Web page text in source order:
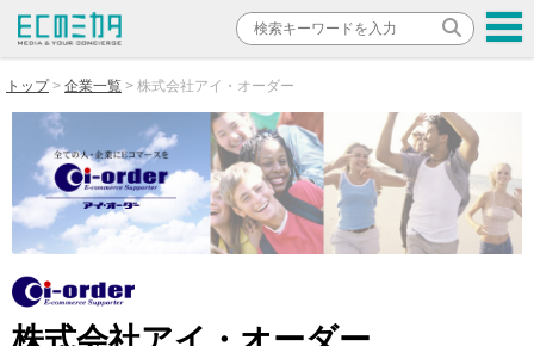
トップ 企業一覧 株式会社アイ・オーダー